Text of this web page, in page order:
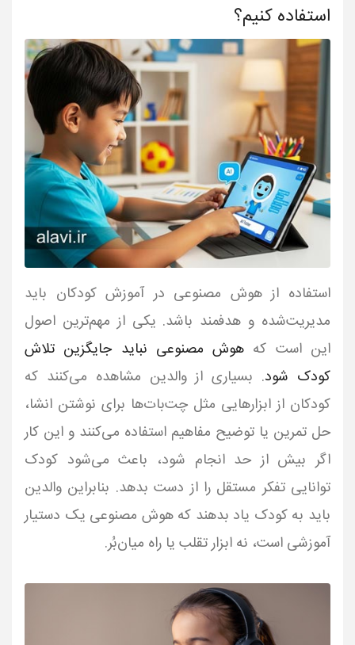
استفاده کنیم؟
استفاده از هوش مصنوعی در آموزش کودکان باید
مدیریت‌شده و هدفمند باشد. یکی از مهم‌ترین اصول
این است که هوش مصنوعی نباید جایگزین تلاش
کودک شود. بسیاری از والدین مشاهده می‌کنند که
کودکان از ابزارهایی مثل چت‌بات‌ها برای نوشتن انشا،
حل تمرین یا توضیح مفاهیم استفاده می‌کنند و این کار
اگر بیش از حد انجام شود، باعث می‌شود کودک
توانایی تفکر مستقل را از دست بدهد. بنابراین والدین
باید به کودک یاد بدهند که هوش مصنوعی یک دستیار
آموزشی است، نه ابزار تقلب یا راه میان‌بُر.